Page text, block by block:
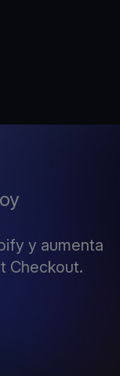
y aumenta
Checkout.